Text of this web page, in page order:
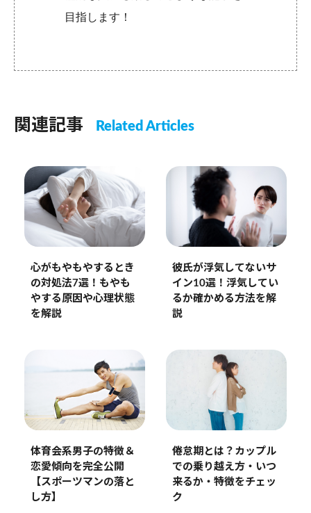
目指します！
関連記事 Related Articles
心がもやもやするとき
の対処法7選！もやも
やする原因や心理状態
を解説
彼氏が浮気してないサ
イン10選！浮気してい
るか確かめる方法を解
説
体育会系男子の特徴＆
恋愛傾向を完全公開
【スポーツマンの落と
し方】
倦怠期とは？カップル
での乗り越え方・いつ
来るか・特徴をチェッ
ク